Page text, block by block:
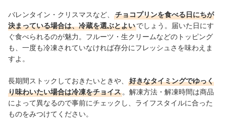
バレンタイン・クリスマスなど、
チョコプリンを食べる日にちが
決まっている場合は、冷蔵を選ぶとよいでしょう。届いた日にす
ぐ食べられるのが魅力。フルーツ・生クリームなどのトッピング
も、一度も冷凍されていなければ存分にフレッシュさを味わえま
すよ。
長期間ストックしておきたいときや、
好きなタイミングでゆっく
り味わいたい場合は冷凍をチョイス 。解凍方法・解凍時間は商品
によって異なるので事前にチェックし、ライフスタイルに合った
ものをみつけてください。